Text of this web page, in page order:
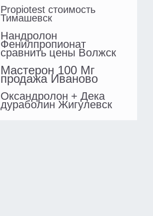
Propiotest стоимость
Тимашевск
Нандролон
Фенилпропионат
сравнить цены Волжск
Мастерон 100 Мг
продажа Иваново
Оксандролон + Дека
дураболин Жигулевск